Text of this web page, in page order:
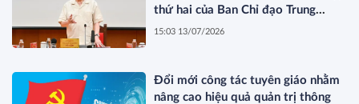
thứ hai của Ban Chỉ đạo Trung
ương về phát triển văn hóa Việt
15:03 13/07/2026
Đổi mới công tác tuyên giáo nhằm
nâng cao hiệu quả quản trị thông